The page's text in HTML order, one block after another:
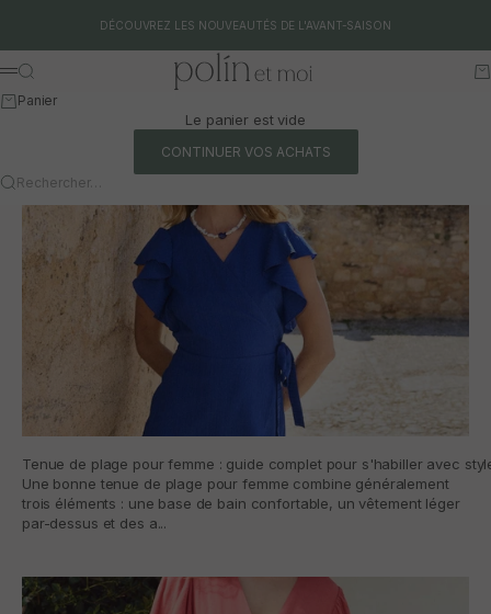
DÉCOUVREZ LES NOUVEAUTÉS DE L'AVANT-SAISON
Polín et moi
Menu
Rechercher
Panier
Le panier est vide
CONTINUER VOS ACHATS
Rechercher…
Tenue de plage pour femme : guide complet pour s'habiller avec
Une bonne tenue de plage pour femme combine généralement
trois éléments : une base de bain confortable, un vêtement léger
par-dessus et des a...